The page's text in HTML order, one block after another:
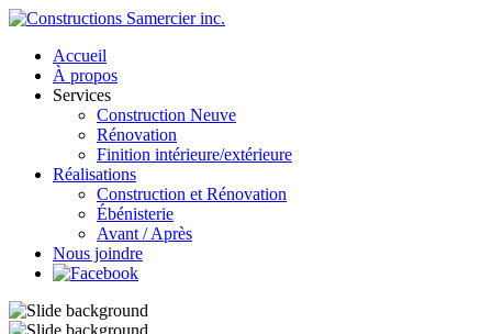
Accueil
À propos
Services
Construction Neuve
Rénovation
Finition intérieure/extérieure
Réalisations
Construction et Rénovation
Ébénisterie
Avant / Après
Nous joindre